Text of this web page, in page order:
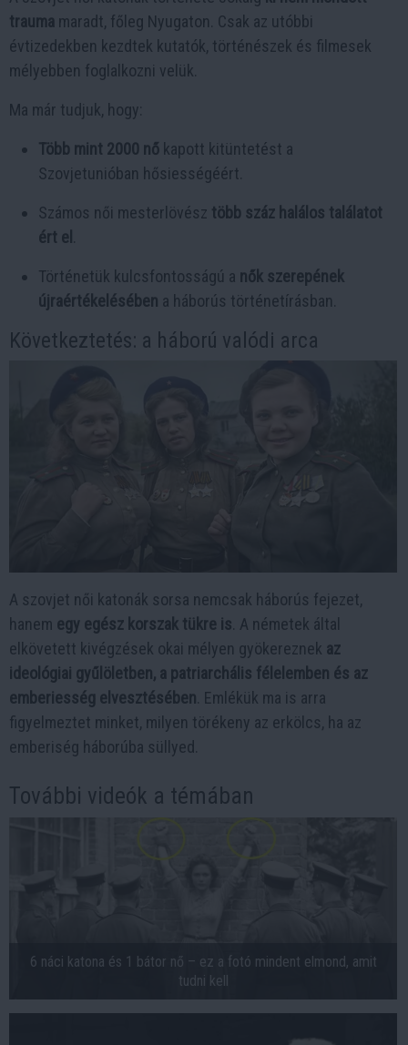
trauma maradt, főleg Nyugaton. Csak az utóbbi
évtizedekben kezdtek kutatók, történészek és filmesek
mélyebben foglalkozni velük.
Ma már tudjuk, hogy:
Több mint 2000 nő kapott kitüntetést a
Szovjetunióban hősiességéért.
Számos női mesterlövész több száz halálos találatot
ért el
Történetük kulcsfontosságú a nők szerepének
újraértékelésében a háborús történetírásban.
Következtetés: a háború valódi arca
A szovjet női katonák sorsa nemcsak háborús fejezet,
hanem egy egész korszak tükre is . A németek által
elkövetett kivégzések okai mélyen gyökereznek az
ideológiai gyűlöletben, a patriarchális félelemben és az
emberiesség elvesztésében . Emlékük ma is arra
figyelmeztet minket, milyen törékeny az erkölcs, ha az
emberiség háborúba süllyed.
További videók a témában
6 náci katona és 1 bátor nő – ez a fotó mindent elmond, amit
tudni kell